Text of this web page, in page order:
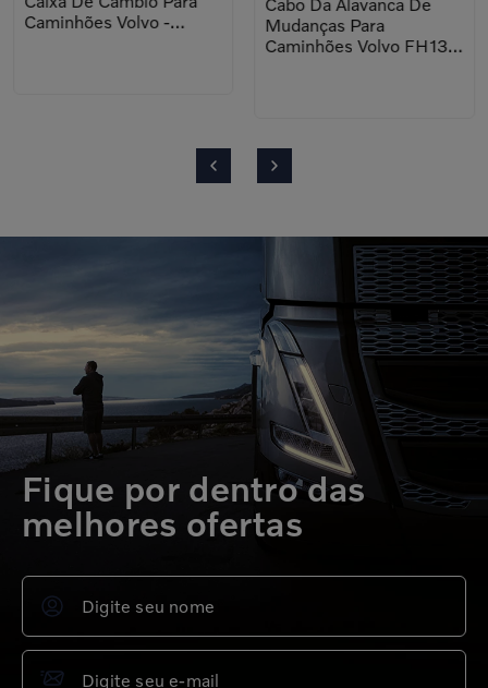
Caminhões Volvo -
Cabo Da Alavanca De
Mudanças Para
Caminhões Volvo FH13
Fique por dentro das
melhores ofertas